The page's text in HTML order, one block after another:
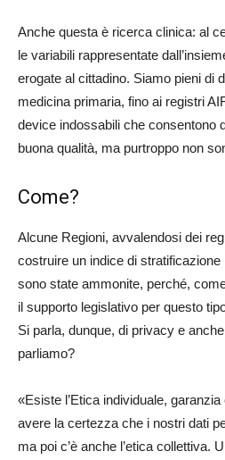
Anche questa è ricerca clinica: al
le variabili rappresentate
erogate al cittadino. Siamo pieni di
medicina primaria, fino ai registri
device indossabili che consentono
buona qualità, ma purtroppo non
Come?
Alcune Regioni, avvalendosi dei
costruire un indice di
sono state ammonite, perché,
il supporto legislativo per questo
Si parla, dunque, di privacy e
parliamo?
«Esiste l’Etica individuale,
avere la certezza che i nostri dati
ma poi c’è anche l’etica collettiva.